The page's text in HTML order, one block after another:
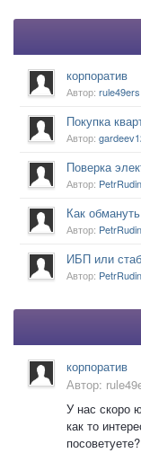
корпоратив
Автор: rule49ers
Покупка
Автор:
Поверка
Автор: PetrRudin
Как
Автор: PetrRudin
ИБП или
Автор: PetrRudin
корпоратив
Автор:
У нас скоро
как то
посоветуете?